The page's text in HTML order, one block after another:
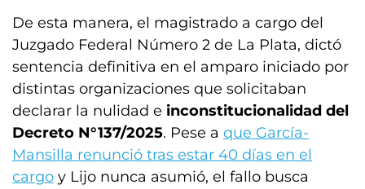
De esta manera, el magistrado a cargo del
Juzgado Federal Número 2 de La Plata, dictó
sentencia definitiva en el amparo iniciado por
distintas organizaciones que solicitaban
declarar la nulidad e inconstitucionalidad del
Decreto N°137/2025. Pese a que García-
Mansilla renunció tras estar 40 días en el
cargo y Lijo nunca asumió, el fallo busca